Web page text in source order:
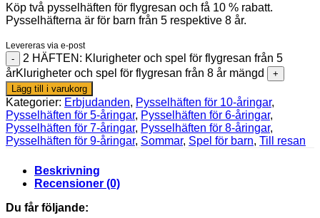
Köp två pysselhäften för flygresan och få 10 % rabatt.
Pysselhäfterna är för barn från 5 respektive 8 år.
Levereras via e-post
2 HÄFTEN: Klurigheter och spel för flygresan från 5
årKlurigheter och spel för flygresan från 8 år mängd
Lägg till i varukorg
Kategorier: Erbjudanden, Pysselhäften för 10-åringar,
Pysselhäften för 5-åringar, Pysselhäften för 6-åringar,
Pysselhäften för 7-åringar, Pysselhäften för 8-åringar,
Pysselhäften för 9-åringar, Sommar, Spel för barn, Till resan
Beskrivning
Recensioner (0)
Du får följande: